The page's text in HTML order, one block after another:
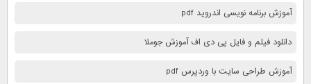
آموزش برنامه نویسی اندروید pdf
دانلود فیلم و فایل پی دی اف آموزش جوملا
آموزش طراحی سایت با وردپرس pdf